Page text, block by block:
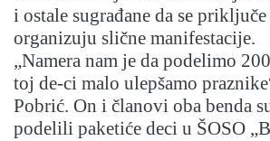
i ostale sugrađane da se
organizuju slične manifestacije.
„Namera nam je da podelimo
toj de-ci malo ulepšamo
Pobrić. On i članovi oba benda
podelili paketiće deci u ŠOSO